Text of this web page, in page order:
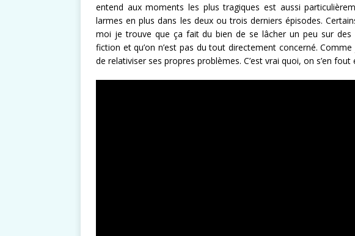
entend aux moments les plus tragiques est aussi
larmes en plus dans les deux ou trois derniers épisodes.
moi je trouve que ça fait du bien de se lâcher un peu sur des
fiction et qu’on n’est pas du tout directement concerné.
de relativiser ses propres problèmes. C’est vrai quoi, on s’en